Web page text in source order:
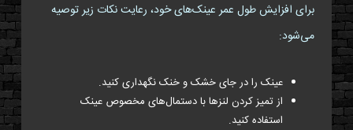
برای افزایش طول عمر عینک‌های خود، رعایت نکات زیر توصیه
می‌شود:
عینک را در جای خشک و خنک نگهداری کنید.
از تمیز کردن لنزها با دستمال‌های مخصوص عینک
استفاده کنید.